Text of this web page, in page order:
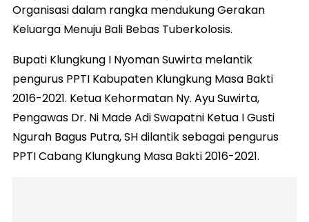
Organisasi dalam rangka mendukung Gerakan
Keluarga Menuju Bali Bebas Tuberkolosis.
Bupati Klungkung I Nyoman Suwirta melantik
pengurus PPTI Kabupaten Klungkung Masa Bakti
2016-2021. Ketua Kehormatan Ny. Ayu Suwirta,
Pengawas Dr. Ni Made Adi Swapatni Ketua I Gusti
Ngurah Bagus Putra, SH dilantik sebagai pengurus
PPTI Cabang Klungkung Masa Bakti 2016-2021.